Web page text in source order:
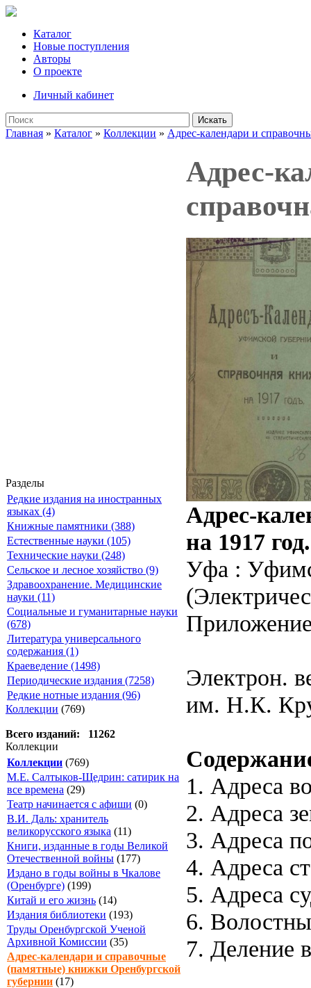
Каталог
Новые поступления
Авторы
О проекте
Личный кабинет
Искать
Главная » Каталог » Коллекции » Адрес-календари и
Разделы
Редкие издания на иностранных
языках (4)
Книжные памятники (388)
Естественные науки (105)
Технические науки (248)
Сельское и лесное хозяйство (9)
Здравоохранение. Медицинские
науки (11)
Социальные и гуманитарные науки
(678)
Литература универсального
содержания (1)
Краеведение (1498)
Периодические издания (7258)
Редкие нотные издания (96)
Коллекции (769)
Всего изданий: 11262
Коллекции
Коллекции (769)
М.Е. Салтыков-Щедрин: сатирик на
все времена (29)
Театр начинается с афиши (0)
В.И. Даль: хранитель
великорусского языка (11)
Книги, изданные в годы Великой
Отечественной войны (177)
Издано в годы войны в Чкалове
(Оренбурге) (199)
Китай и его жизнь (14)
Издания библиотеки (193)
Труды Оренбургской Ученой
Архивной Комиссии (35)
Адрес-календари и справочные
(памятные) книжки Оренбургской
губернии (17)
Адрес-
Адрес-
на 1917 год.
Уфа :
Электрон.
им. Н.К.
1. Адреса
2. Адреса
3. Адреса
4. Адреса
5. Адреса
6.
7. Деление